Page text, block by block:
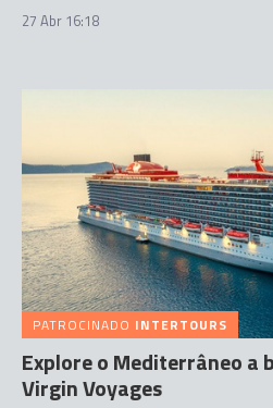
27 Abr 16:18
PATROCINADO INTERTOURS
Explore o Mediterrâneo a
Virgin Voyages